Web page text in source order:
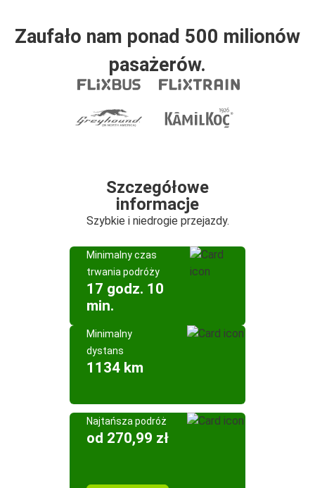
Zaufało nam ponad 500 milionów
pasażerów.
Szczegółowe
informacje
Szybkie i niedrogie przejazdy.
Minimalny czas
trwania podróży
17 godz. 10
min.
Minimalny
dystans
1134 km
Najtańsza podróż
od 270,99 zł